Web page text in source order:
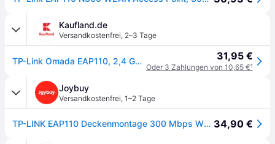
Kaufland.de
Versandkostenfrei, 2–3 Tage
TP-Link Omada EAP110, 2,4 GHz, 300 Mbit/s, 64-bit WEP, 128-bit WEP, 152-bit WEP, HTTPS, SNMP, SNMPv2, SSH, WPA, WPA-PSK, WPA2-Enterprise,..., 10,100 Mbit/s 31,95 €
Oder 3 Zahlungen von 10,65 €¹
Joybuy
Versandkostenfrei, 1–2 Tage
TP-LINK EAP110 Deckenmontage 300 Mbps WLAN Access Point 34,90 €